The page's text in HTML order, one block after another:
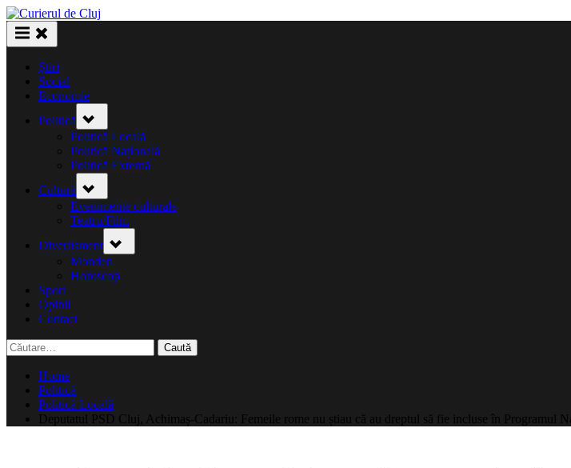
Skip
to
content
Știri
Social
Economie
Politică
sub-
menu
Politică Locală
Politică Națională
Politică Externă
Cultură
sub-
menu
Evenimente culturale
Teatru/Film
Divertisment sub-
menu
Monden
Horoscop
Sport
Opinii
Contact
Caută
după:
Home
Politică
Politică Locală
Deputatul PSD Cluj, Achimaș-Cadariu: Femeile rome nu știau că au dreptul să fie incluse în Programul